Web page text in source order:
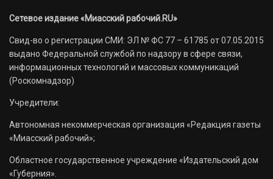
Сетевое издание «Миасский рабочий.RU»
Свид-во о регистрации СМИ: ЭЛ № ФС 77 – 61785 от 07.05.2015
выдано Федеральной службой по надзору в сфере связи,
информационных технологий и массовых коммуникаций
(Роскомнадзор)
Учредители:
Автономная некоммерческая организация «Редакция газеты
«Миасский рабочий»;
Областное государственное учреждение «Издательский дом
«Губерния».